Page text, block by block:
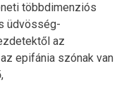
többdimenziós
üdvösség-
az
epifánia szónak van